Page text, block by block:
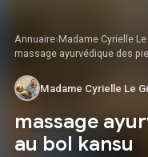
Annuaire›Madame Cyrielle Le
massage ayurvédique des
Madame Cyrielle Le
massage
au bol kansu